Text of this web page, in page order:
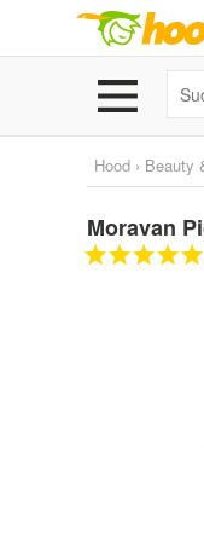
Hood › Beauty
Moravan